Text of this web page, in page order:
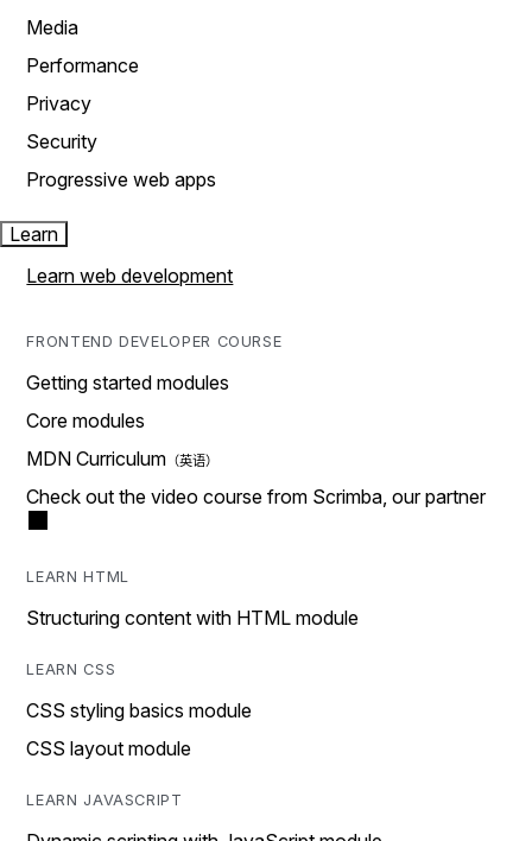
Media
Performance
Privacy
Security
Progressive web apps
Learn
Learn web development
FRONTEND DEVELOPER COURSE
Getting started modules
Core modules
MDN Curriculum
Check out the video course from Scrimba, our partner
LEARN HTML
Structuring content with HTML module
LEARN CSS
CSS styling basics module
CSS layout module
LEARN JAVASCRIPT